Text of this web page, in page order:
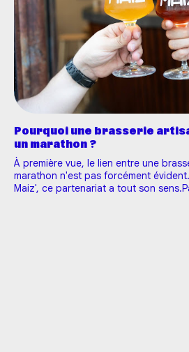
Pourquoi une brasserie
un marathon ?
À première vue, le lien entre une
marathon n'est pas forcément
Maiz', ce partenariat a tout son